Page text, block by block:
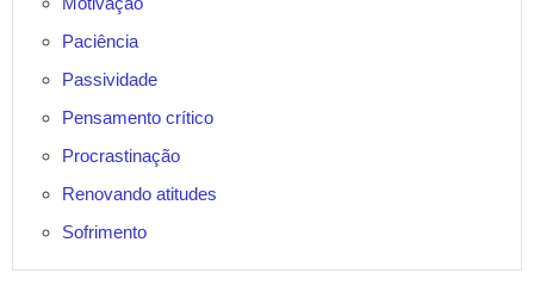
Paciência
Passividade
Pensamento crítico
Procrastinação
Renovando atitudes
Sofrimento